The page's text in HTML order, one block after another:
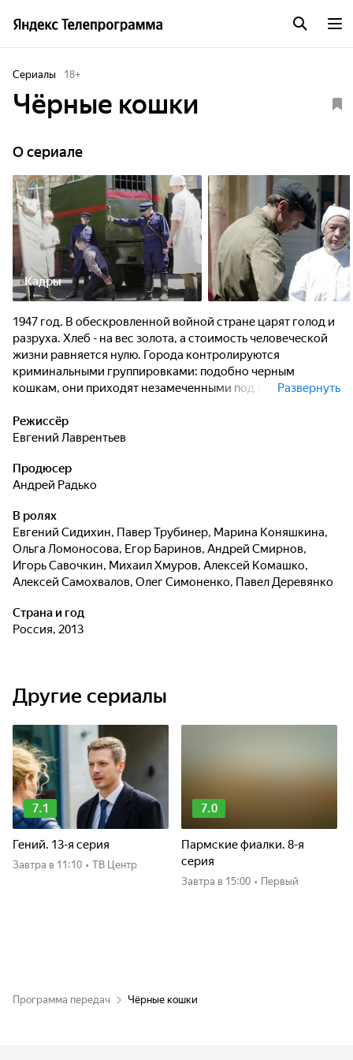
Сериалы 18+
Чёрные кошки
O сериале
Кадры
1947 год. В обескровленной войной стране царят голод и
разруха. Хлеб - на вес золота, а стоимость человеческой
жизни равняется нулю. Города контролируются
криминальными группировками: подобно черным
кошкам, они приходят незамеченными под покровом
действующая в Ростове-на-Дону, грабит
продовольственный склад, но майор ОББ Егор Драгун
Развернуть
Режиссёр
Евгений Лаврентьев
Продюсер
Андрей Радько
В ролях
Евгений Сидихин, Павер Трубинер, Марина Коняшкина,
Ольга Ломоносова, Егор Баринов, Андрей Смирнов,
Игорь Савочкин, Михаил Хмуров, Алексей Комашко,
Алексей Самохвалов, Олег Симоненко, Павел Деревянко
Страна и год
Россия, 2013
Другие сериалы
7.1
Гений. 13-я серия
Завтра в 11:10 • ТВ Центр
7.0
Пармские фиалки. 8-я
серия
Завтра в 15:00 • Первый
Программа передач Чёрные кошки